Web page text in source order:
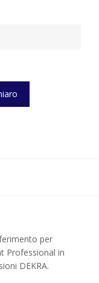
per
Professional in
DEKRA.